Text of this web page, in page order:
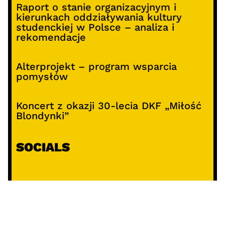
Raport o stanie organizacyjnym i
kierunkach oddziaływania kultury
studenckiej w Polsce – analiza i
rekomendacje
Alterprojekt – program wsparcia
pomysłów
Koncert z okazji 30-lecia DKF „Miłość
Blondynki”
SOCIALS